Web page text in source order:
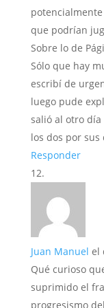
que podrían
Sobre lo de
Sólo que hay
escribí de
luego pude
salió al otro día
los dos por sus
Responder
Juan Manuel el
Qué curioso
suprimido el
progresismo